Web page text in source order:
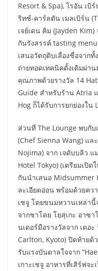
Resort & Spa), ไรอัน เบิ
ริทซ์-คาร์ลตัน เมลเบิร์น
เจย์เดน คิม (Jayden
กันรังสรรค์ tasting
เสนอวัตถุดิบเลื่องชื่อจาก
ถ่ายทอดเทคนิคดั้งเดิมผ่า
คุณภาพด้วยรางวัล 14
Guide สำหรับร้าน Atria
Hog ก็ได้รับการยกย่องใน
ส่วนที่ The Lounge พบกั
(Chef Sienna Wang) แล
Nojima) จาก เจดับบลิว แ
Hotel Tokyo) (เตรียมเปิ
กันนำเสนอ Midsummer
ละเอียดอ่อน พร้อมด้วยคว
เชจู โดยขนมหวานเหล่า
จากชาโดย โยสุเกะ อาซ
นเดอร์มือรางวัลจาก เดอ
Carlton, Kyoto) ปิดท้าย
รับแรงบันดาลใจจาก
เกาะเชจู อาหารที่เสิร์ฟจ